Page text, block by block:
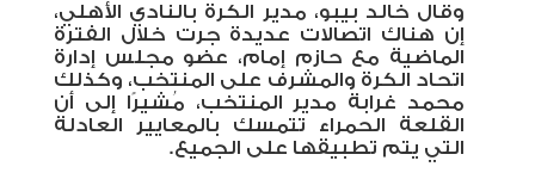
وقال خالد بيبو، مدير الكرة بالنادي الأهلي،
إن هناك اتصالات عديدة جرت خلال الفترة
الماضية مع حازم إمام، عضو مجلس إدارة
اتحاد الكرة والمشرف على المنتخب، وكذلك
محمد غرابة مدير المنتخب، مُشيرًا إلى أن
القلعة الحمراء تتمسك بالمعايير العادلة
التي يتم تطبيقها على الجميع.